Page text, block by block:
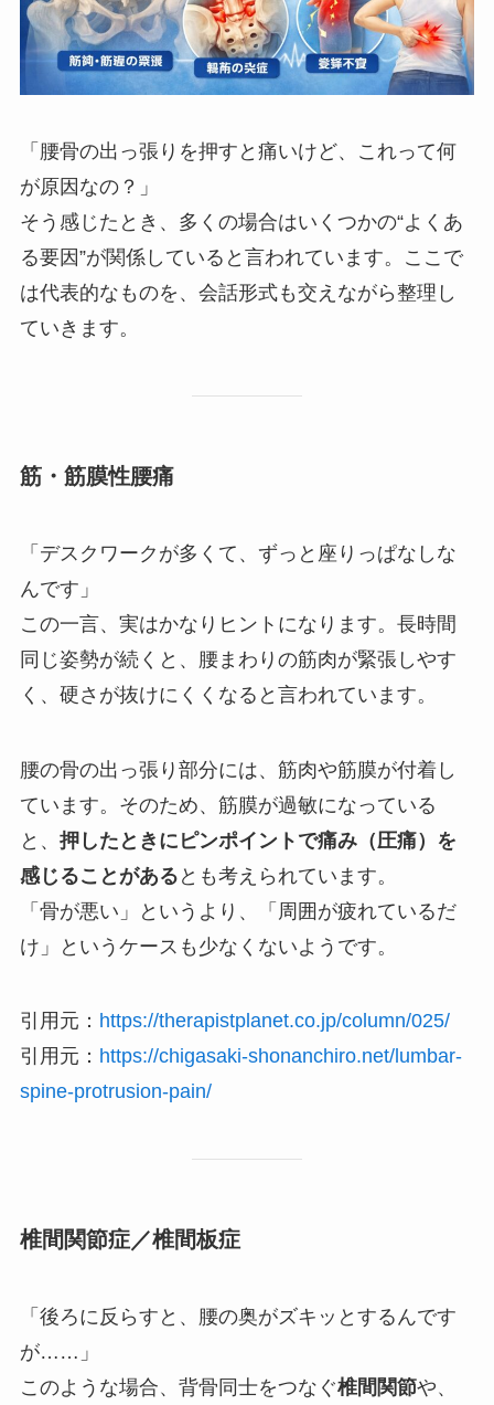
「腰骨の出っ張りを押すと痛いけど、これって何
が原因なの？」
そう感じたとき、多くの場合はいくつかの“よくあ
る要因”が関係していると言われています。ここで
は代表的なものを、会話形式も交えながら整理し
ていきます。
筋・筋膜性腰痛
「デスクワークが多くて、ずっと座りっぱなしな
んです」
この一言、実はかなりヒントになります。長時間
同じ姿勢が続くと、腰まわりの筋肉が緊張しやす
く、硬さが抜けにくくなると言われています。
腰の骨の出っ張り部分には、筋肉や筋膜が付着し
ています。そのため、筋膜が過敏になっている
と、 押したときにピンポイントで痛み（圧痛）を
感じることがある とも考えられています。
「骨が悪い」というより、「周囲が疲れているだ
け」というケースも少なくないようです。
引用元： https://therapistplanet.co.jp/column/025/
引用元： https://chigasaki-shonanchiro.net/lumbar-
spine-protrusion-pain/
椎間関節症／椎間板症
「後ろに反らすと、腰の奥がズキッとするんです
が……」
このような場合、背骨同士をつなぐ椎間関節や、